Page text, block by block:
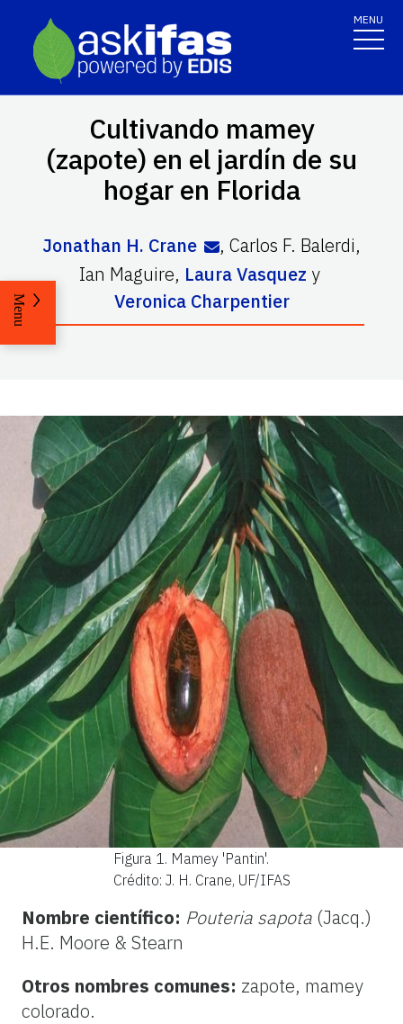
MENU
Cultivando mamey
(zapote) en el jardín de su
hogar en Florida
Jonathan H. Crane ,Carlos F. Balerdi,
Ian Maguire, Laura Vasquez y
Veronica Charpentier
Menu
Figura 1. Mamey 'Pantin'.
Crédito: J. H. Crane, UF/IFAS
Nombre científico: Pouteria sapota (Jacq.)
H.E. Moore & Stearn
Otros nombres comunes: zapote, mamey
colorado.